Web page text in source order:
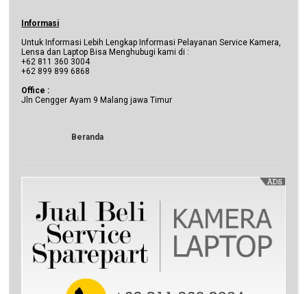
Informasi
Untuk Informasi Lebih Lengkap Informasi Pelayanan Service Kamera,
Lensa dan Laptop Bisa Menghubugi kami di :
+62 811 360 3004
+62 899 899 6868
Office :
Jln Cengger Ayam 9 Malang jawa Timur
Beranda